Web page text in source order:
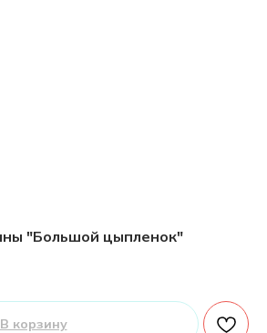
"Большой цыпленок"
В корзину